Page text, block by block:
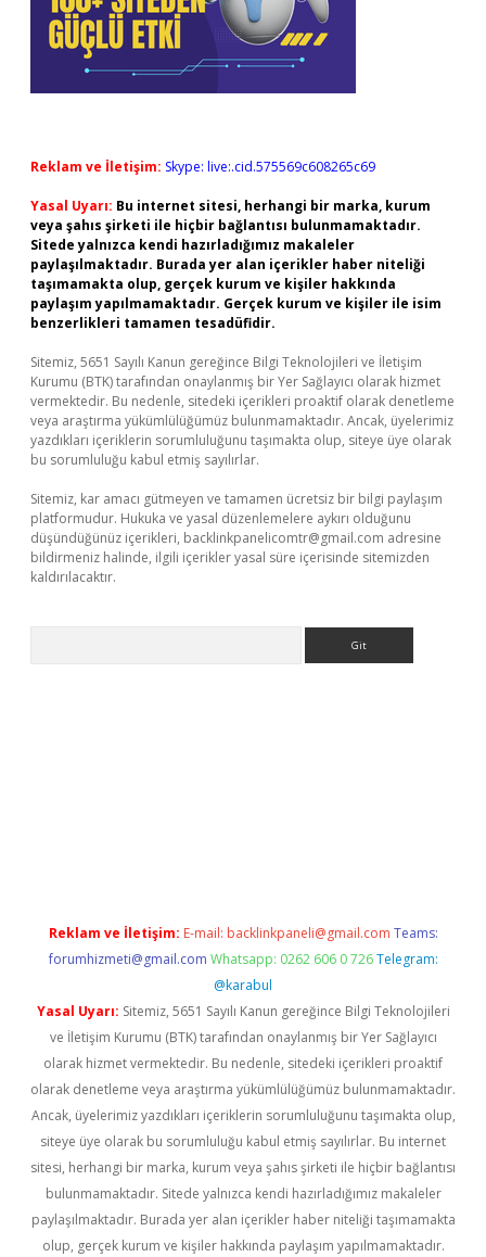
Reklam ve İletişim: Skype: live:.cid.575569c608265c69
Yasal Uyarı: Bu internet sitesi, herhangi bir marka, kurum
veya şahıs şirketi ile hiçbir bağlantısı bulunmamaktadır.
Sitede yalnızca kendi hazırladığımız makaleler
paylaşılmaktadır. Burada yer alan içerikler haber niteliği
taşımamakta olup, gerçek kurum ve kişiler hakkında
paylaşım yapılmamaktadır. Gerçek kurum ve kişiler ile isim
benzerlikleri tamamen tesadüfidir.
Sitemiz, 5651 Sayılı Kanun gereğince Bilgi Teknolojileri ve İletişim
Kurumu (BTK) tarafından onaylanmış bir Yer Sağlayıcı olarak hizmet
vermektedir. Bu nedenle, sitedeki içerikleri proaktif olarak denetleme
veya araştırma yükümlülüğümüz bulunmamaktadır. Ancak, üyelerimiz
yazdıkları içeriklerin sorumluluğunu taşımakta olup, siteye üye olarak
bu sorumluluğu kabul etmiş sayılırlar.
Sitemiz, kar amacı gütmeyen ve tamamen ücretsiz bir bilgi paylaşım
platformudur. Hukuka ve yasal düzenlemelere aykırı olduğunu
düşündüğünüz içerikleri, backlinkpanelicomtr@gmail.com adresine
bildirmeniz halinde, ilgili içerikler yasal süre içerisinde sitemizden
kaldırılacaktır.
Reklam ve İletişim: E-mail: backlinkpaneli@gmail.com Teams:
forumhizmeti@gmail.com Whatsapp: 0262 606 0 726 Telegram:
@karabul
Yasal Uyarı: Sitemiz, 5651 Sayılı Kanun gereğince Bilgi Teknolojileri
ve İletişim Kurumu (BTK) tarafından onaylanmış bir Yer Sağlayıcı
olarak hizmet vermektedir. Bu nedenle, sitedeki içerikleri proaktif
olarak denetleme veya araştırma yükümlülüğümüz bulunmamaktadır.
Ancak, üyelerimiz yazdıkları içeriklerin sorumluluğunu taşımakta olup,
siteye üye olarak bu sorumluluğu kabul etmiş sayılırlar. Bu internet
sitesi, herhangi bir marka, kurum veya şahıs şirketi ile hiçbir bağlantısı
bulunmamaktadır. Sitede yalnızca kendi hazırladığımız makaleler
paylaşılmaktadır. Burada yer alan içerikler haber niteliği taşımamakta
olup, gerçek kurum ve kişiler hakkında paylaşım yapılmamaktadır.